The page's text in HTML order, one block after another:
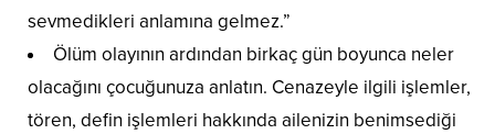
sevmedikleri anlamına gelmez.”
Ölüm olayının ardından birkaç gün boyunca neler
olacağını çocuğunuza anlatın. Cenazeyle ilgili işlemler,
tören, defin işlemleri hakkında ailenizin benimsediği